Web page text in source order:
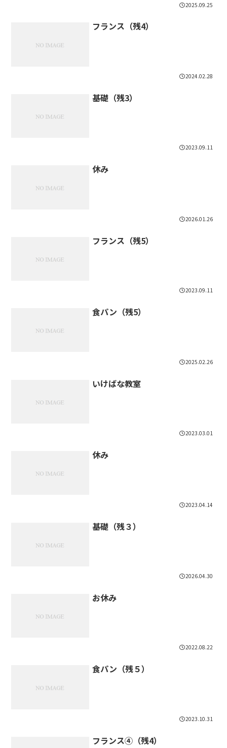
2025.09.25
フランス（残4）
2024.02.28
基礎（残3）
2023.09.11
休み
2026.01.26
フランス（残5）
2023.09.11
食パン（残5）
2025.02.26
いけばな教室
2023.03.01
休み
2023.04.14
基礎（残３）
2026.04.30
お休み
2022.08.22
食パン（残５）
2023.10.31
フランス④（残4）